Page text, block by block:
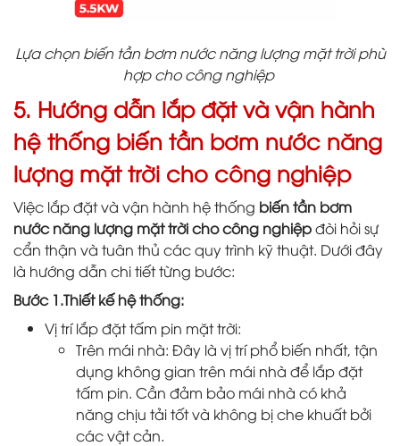
Lựa chọn biến tần bơm nước năng lượng mặt trời phù
hợp cho công nghiệp
5. Hướng dẫn lắp đặt và vận hành
hệ thống biến tần bơm nước năng
lượng mặt trời cho công nghiệp
Việc lắp đặt và vận hành hệ thống biến tần bơm
nước năng lượng mặt trời cho công nghiệpđòi hỏi sự
cẩn thận và tuân thủ các quy trình kỹ thuật. Dưới đây
là hướng dẫn chi tiết từng bước:
Bước 1.Thiết kế hệ thống:
Vị trí lắp đặt tấm pin mặt trời:
Trên mái nhà: Đây là vị trí phổ biến nhất, tận
dụng không gian trên mái nhà để lắp đặt
tấm pin. Cần đảm bảo mái nhà có khả
năng chịu tải tốt và không bị che khuất bởi
các vật cản.